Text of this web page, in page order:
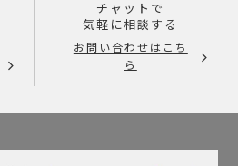
チャットで
気軽に相談する
お問い合わせはこち
ら